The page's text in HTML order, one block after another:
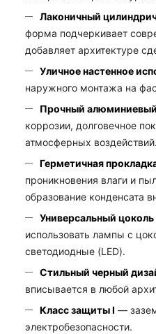
Лаконичный
форма подчеркивает
добавляет архитектуре
Уличное настенное
наружного монтажа на
Прочный
коррозии, долговечное
атмосферных воздействий.
Герметичная
проникновения влаги и
образование конденсата
Универсальный цоколь
использовать лампы с
светодиодные (LED).
Стильный черный
вписывается в любой
Класс защиты I —
электробезопасности.